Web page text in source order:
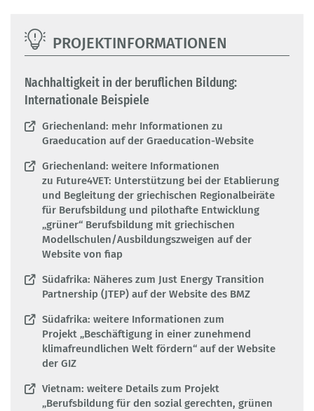
PROJEKTINFORMATIONEN
Nachhaltigkeit in der beruflichen Bildung:
Internationale Beispiele
Griechenland: mehr Informationen zu
Graeducation auf der Graeducation-Website
Griechenland: weitere Informationen
zu Future4VET: Unterstützung bei der Etablierung
und Begleitung der griechischen Regionalbeiräte
für Berufsbildung und pilothafte Entwicklung
„grüner“ Berufsbildung mit griechischen
Modellschulen/Ausbildungszweigen auf der
Website von fiap
Südafrika: Näheres zum Just Energy Transition
Partnership (JTEP) auf der Website des BMZ
Südafrika: weitere Informationen zum
Projekt „Beschäftigung in einer zunehmend
klimafreundlichen Welt fördern“ auf der Website
der GIZ
Vietnam: weitere Details zum Projekt
„Berufsbildung für den sozial gerechten, grünen